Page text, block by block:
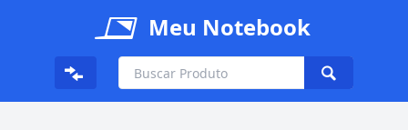
Meu Notebook